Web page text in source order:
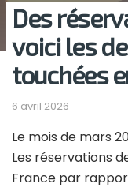
Des
voici les
touchées
6 avril 2026
Le mois de mars
Les réservations
France par